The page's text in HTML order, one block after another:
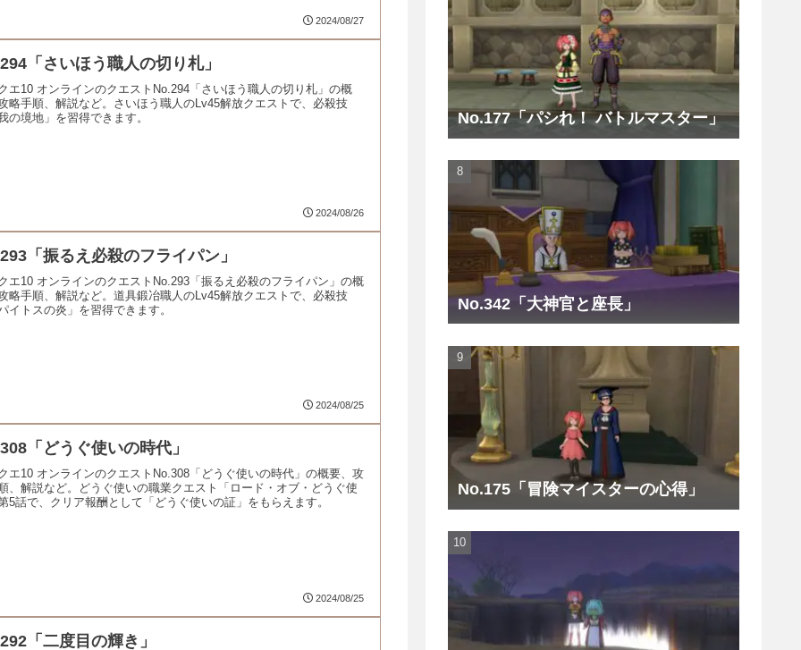
2024/08/27
「さいほう職人の切り札」
エ10 オンラインのクエストNo.294「さいほう職人の切り札」の概
略手順、解説など。さいほう職人のLv45解放クエストで、必殺技
の境地」を習得できます。
2024/08/26
「振るえ必殺のフライパン」
エ10 オンラインのクエストNo.293「振るえ必殺のフライパン」の概
略手順、解説など。道具鍛冶職人のLv45解放クエストで、必殺技
イトスの炎」を習得できます。
2024/08/25
「どうぐ使いの時代」
エ10 オンラインのクエストNo.308「どうぐ使いの時代」の概要、攻
、解説など。どうぐ使いの職業クエスト「ロード・オブ・どうぐ使
5話で、クリア報酬として「どうぐ使いの証」をもらえます。
2024/08/25
「二度目の輝き」
No.177「パシれ！ バトルマスター」
No.342「大神官と座長」
No.175「冒険マイスターの心得」